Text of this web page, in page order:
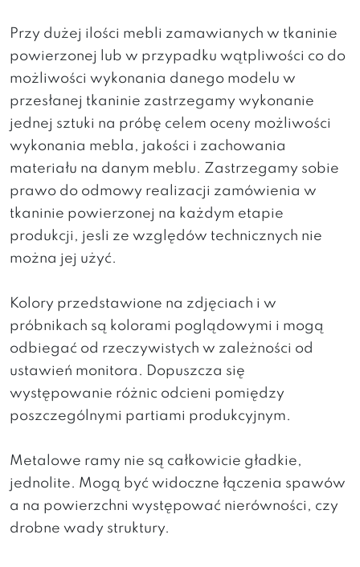
Przy dużej ilości mebli zamawianych w tkaninie
powierzonej lub w przypadku wątpliwości co do
możliwości wykonania danego modelu w
przesłanej tkaninie zastrzegamy wykonanie
jednej sztuki na próbę celem oceny możliwości
wykonania mebla, jakości i zachowania
materiału na danym meblu. Zastrzegamy sobie
prawo do odmowy realizacji zamówienia w
tkaninie powierzonej na każdym etapie
produkcji, jesli ze względów technicznych nie
można jej użyć.
Kolory przedstawione na zdjęciach i w
próbnikach są kolorami poglądowymi i mogą
odbiegać od rzeczywistych w zależności od
ustawień monitora. Dopuszcza się
występowanie różnic odcieni pomiędzy
poszczególnymi partiami produkcyjnym.
Metalowe ramy nie są całkowicie gładkie,
jednolite. Mogą być widoczne łączenia spawów
a na powierzchni występować nierówności, czy
drobne wady struktury.